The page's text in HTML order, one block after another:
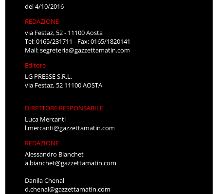
del 4/10/2016
REDAZIONE
via Festaz, 52 - 11100 Aosta
Tel: 0165/231711 - Fax: 0165/1820141
Mail:segreteria@gazzettamatin.com
Editore
LG PRESSE S.R.L.
via Festaz, 52 11100 AOSTA
DIRETTORE RESPONSABILE
Luca Mercanti
l.mercanti@gazzettamatin.com
REDAZIONE
Alessandro Bianchet
a.bianchet@gazzettamatin.com
Danila Chenal
d.chenal@gazzettamatin.com